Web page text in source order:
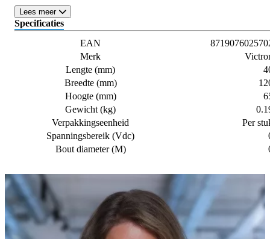
Lees meer
Specificaties
EAN
Merk
Lengte (mm)
Breedte (mm)
Hoogte (mm)
Gewicht (kg)
Verpakkingseenheid
Per
Spanningsbereik (Vdc)
Bout diameter (M)